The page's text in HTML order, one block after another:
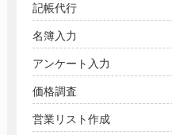
記帳代行
名簿入力
アンケート入力
価格調査
営業リスト作成